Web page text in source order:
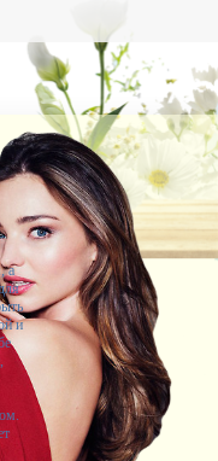
нищета — глупость. Из всех
пропустить его мимо ушей. Он
того, кто его дал.
когда их дают мне.
а
и